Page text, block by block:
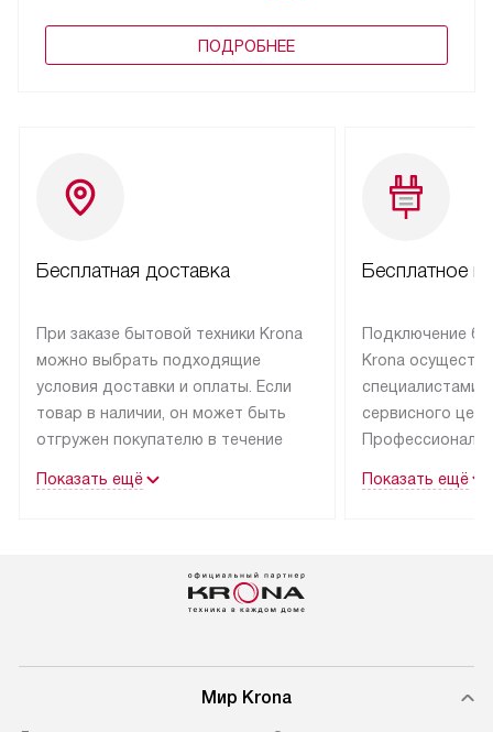
ПОДРОБНЕЕ
Бесплатная доставка
При заказе бытовой техники Krona
можно выбрать подходящие
условия доставки и оплаты. Если
товар в наличии, он может быть
отгружен покупателю в течение
оплачивается дополнительно.
Возможна доставка товаров
Показать ещё
Бесплатное
Подключение
Krona
специалистами
сервисного
эксплуатации
Показать ещё
Мир Krona